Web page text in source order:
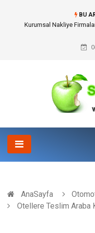
BU
Dalaman Kalkan Transfer:
AnaSayfa
Otellere Teslim Araba